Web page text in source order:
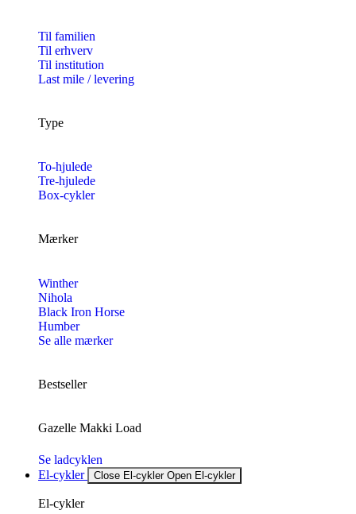
Til familien
Til erhverv
Til institution
Last mile / levering
Type
To-hjulede
Tre-hjulede
Box-cykler
Mærker
Winther
Nihola
Black Iron Horse
Humber
Se alle mærker
Bestseller
Gazelle Makki Load
Se ladcyklen
El-cykler
Close El-cykler Open El-cykler
El-cykler